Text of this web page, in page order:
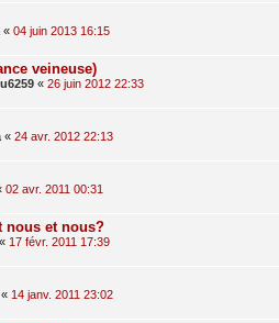
« 04 juin 2013 16:15
veineuse)
« 26 juin 2012 22:33
« 24 avr. 2012 22:13
02 avr. 2011 00:31
nous et nous?
« 17 févr. 2011 17:39
« 14 janv. 2011 23:02